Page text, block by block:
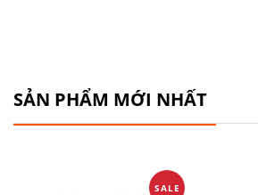
SẢN PHẨM MỚI NHẤT
SALE